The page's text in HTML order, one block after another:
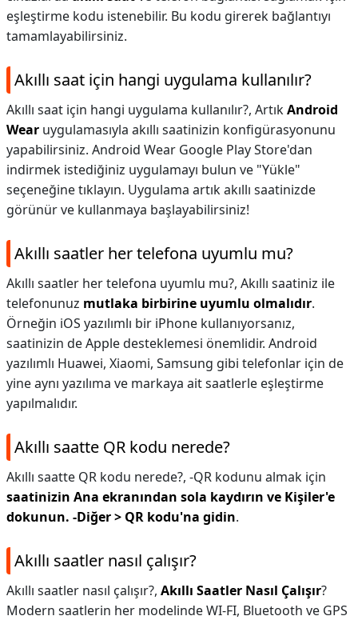
eşleştirme kodu istenebilir. Bu kodu girerek bağlantıyı
tamamlayabilirsiniz.
Akıllı saat için hangi uygulama kullanılır?
Akıllı saat için hangi uygulama kullanılır?, ArtıkAndroid
Wear uygulamasıyla akıllı saatinizin konfigürasyonunu
yapabilirsiniz. Android Wear Google Play Store'dan
indirmek istediğiniz uygulamayı bulun ve "Yükle"
seçeneğine tıklayın. Uygulama artık akıllı saatinizde
görünür ve kullanmaya başlayabilirsiniz!
Akıllı saatler her telefona uyumlu mu?
Akıllı saatler her telefona uyumlu mu?, Akıllı saatiniz ile
telefonunuz mutlaka birbirine uyumlu olmalıdır.
Örneğin iOS yazılımlı bir iPhone kullanıyorsanız,
saatinizin de Apple desteklemesi önemlidir. Android
yazılımlı Huawei, Xiaomi, Samsung gibi telefonlar için de
yine aynı yazılıma ve markaya ait saatlerle eşleştirme
yapılmalıdır.
Akıllı saatte QR kodu nerede?
Akıllı saatte QR kodu nerede?, -QR kodunu almak için
saatinizin Ana ekranından sola kaydırın ve Kişiler'e
dokunun. -Diğer > QR kodu'na gidin.
Akıllı saatler nasıl çalışır?
Akıllı saatler nasıl çalışır?, Akıllı Saatler Nasıl Çalışır?
Modern saatlerin her modelinde WI-FI, Bluetooth ve GPS